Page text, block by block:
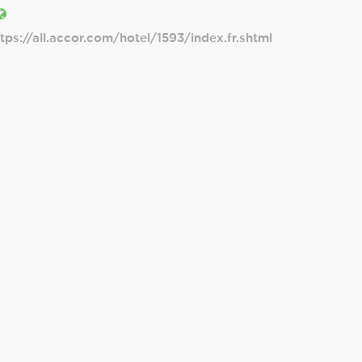
all.accor.com/hotel/1593/index.fr.shtml